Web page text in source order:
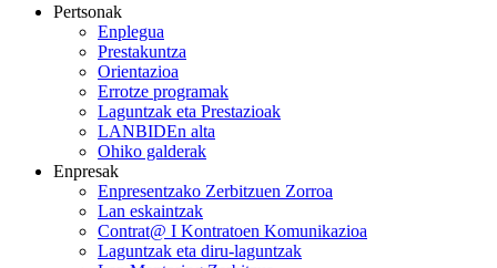
Pertsonak
Enplegua
Prestakuntza
Orientazioa
Errotze programak
Laguntzak eta Prestazioak
LANBIDEn alta
Ohiko galderak
Enpresak
Enpresentzako Zerbitzuen Zorroa
Lan eskaintzak
Contrat@ I Kontratoen Komunikazioa
Laguntzak eta diru-laguntzak